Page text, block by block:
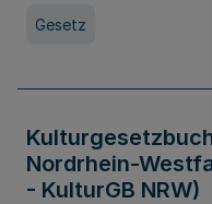
Gesetz
Nordrhein-
- KulturGB NRW)